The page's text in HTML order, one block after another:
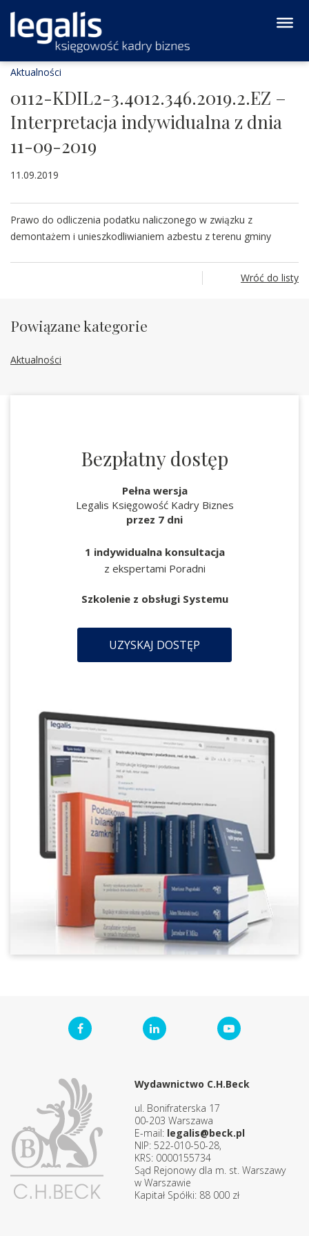
Aktualności
0112-KDIL2-3.4012.346.2019.2.EZ –
Interpretacja indywidualna z dnia
11-09-2019
11.09.2019
Prawo do odliczenia podatku naliczonego w związku z
demontażem i unieszkodliwianiem azbestu z terenu gminy
Wróć do listy
Powiązane kategorie
Aktualności
Bezpłatny dostęp
Pełna wersja
Legalis Księgowość Kadry Biznes
przez 7 dni
1 indywidualna konsultacja
z ekspertami Poradni
Szkolenie z obsługi Systemu
UZYSKAJ DOSTĘP
Wydawnictwo C.H.Beck
ul. Bonifraterska 17
00-203 Warszawa
E-mail: legalis@beck.pl
NIP: 522-010-50-28,
KRS: 0000155734
Sąd Rejonowy dla m. st. Warszawy
w Warszawie
Kapitał Spółki: 88 000 zł